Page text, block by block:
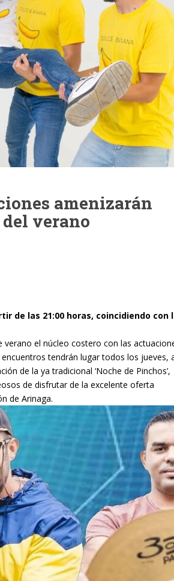
amenizarán
verano
de las 21:00 horas, coincidiendo con
verano el núcleo costero con las
tendrán lugar todos los jueves,
de la ya tradicional ‘Noche de Pinchos’,
de disfrutar de la excelente oferta
de Arinaga.